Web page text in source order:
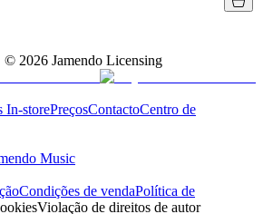
© 2026 Jamendo Licensing
In-storePreçosContactoCentro de
Music
Condições de vendaPolítica de
Violação de direitos de autor